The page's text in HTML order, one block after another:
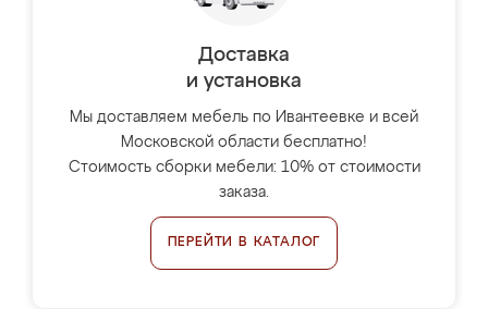
Доставка
и установка
Мы доставляем мебель по Ивантеевке и всей
Московской области бесплатно!
Стоимость сборки мебели: 10% от стоимости
заказа.
ПЕРЕЙТИ В КАТАЛОГ